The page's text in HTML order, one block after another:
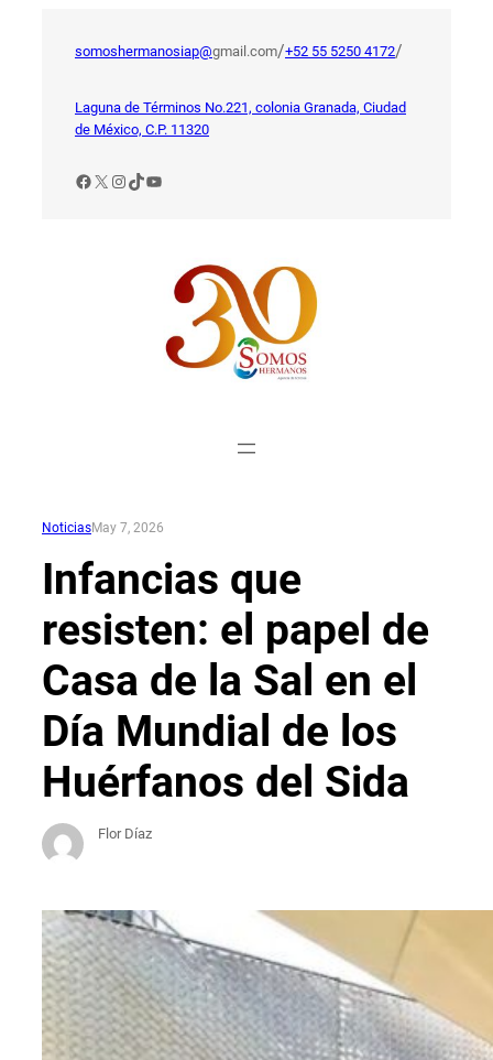
somoshermanosiap@gmail.com/+52 55 5250 4172/
Laguna de Términos No.221, colonia Granada, Ciudad
de México, C.P. 11320
Facebook
X Instagram
TikTok
YouTube
NoticiasMay 7, 2026
Infancias que
resisten: el papel de
Casa de la Sal en el
Día Mundial de los
Huérfanos del Sida
Flor Díaz